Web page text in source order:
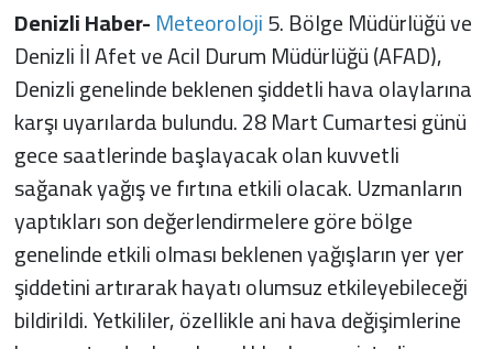
Denizli Haber-Meteoroloji5. Bölge Müdürlüğü ve
Denizli İl Afet ve Acil Durum Müdürlüğü (AFAD),
Denizli genelinde beklenen şiddetli hava olaylarına
karşı uyarılarda bulundu. 28 Mart Cumartesi günü
gece saatlerinde başlayacak olan kuvvetli
sağanak yağış ve fırtına etkili olacak. Uzmanların
yaptıkları son değerlendirmelere göre bölge
genelinde etkili olması beklenen yağışların yer yer
şiddetini artırarak hayatı olumsuz etkileyebileceği
bildirildi. Yetkililer, özellikle ani hava değişimlerine